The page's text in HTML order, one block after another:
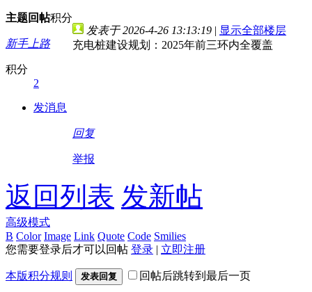
主题回帖积分
新手上路
积分
2
发消息
发表于 2026-4-26 13:13:19 | 显示全部楼层
充电桩建设规划：2025年前三环内全覆盖
回复
举报
返回列表 发新帖
高级模式
B Color Image Link Quote Code Smilies
您需要登录后才可以回帖 登录 | 立即注册
本版积分规则 发表回复 回帖后跳转到最后一页